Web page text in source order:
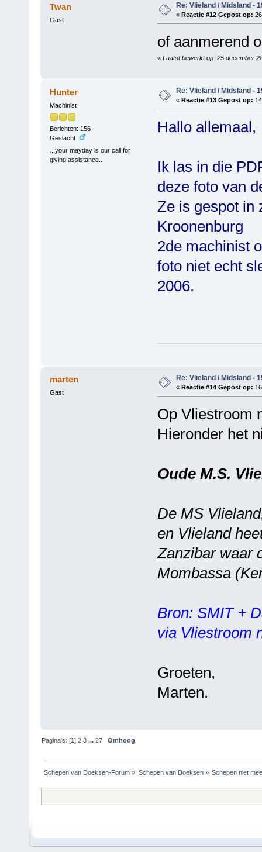
Twan
Gast
Re: Vlieland / Midsland -
« Reactie #12 Gepost op:
of aanmerend
« Laatst bewerkt op: 25 december
Hunter
Machinist
Berichten: 156
Geslacht:
...your mayday is our call for
giving assistance..
Re: Vlieland / Midsland -
« Reactie #13 Gepost op:
Hallo allemaal,
Ik las in die
deze foto van
Ze is gespot in
Kroonenburg
2de machinist
foto niet echt
2006.
marten
Gast
Re: Vlieland / Midsland -
« Reactie #14 Gepost op:
Op Vliestroom
Hieronder het
Oude M.S.
De MS
en Vlieland
Zanzibar waar
Mombassa
Bron: SMIT +
via Vliestroom
Groeten,
Marten.
Pagina's: [1]2 3 ...27 Omhoog
Schepen van Doeksen-Forum » Schepen van Doeksen» Schepen niet